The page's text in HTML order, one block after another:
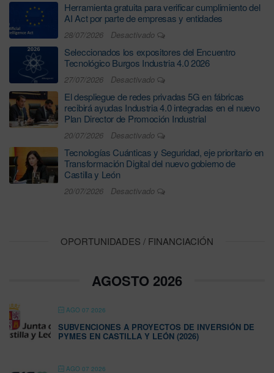
Herramienta gratuita para verificar cumplimiento del
AI Act por parte de empresas y entidades
28/07/2026 Desactivado
Seleccionados los expositores del Encuentro
Tecnológico Burgos Industria 4.0 2026
27/07/2026 Desactivado
El despliegue de redes privadas 5G en fábricas
recibirá ayudas Industria 4.0 integradas en el nuevo
Plan Director de Promoción Industrial
20/07/2026 Desactivado
Tecnologías Cuánticas y Seguridad, eje prioritario en
Transformación Digital del nuevo gobierno de
Castilla y León
20/07/2026 Desactivado
OPORTUNIDADES / FINANCIACIÓN
AGOSTO 2026
AGO 07 2026
SUBVENCIONES A PROYECTOS DE INVERSIÓN DE
PYMES EN CASTILLA Y LEÓN (2026)
AGO 07 2026